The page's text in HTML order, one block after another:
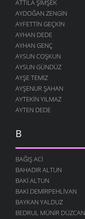
ATTILA ŞIMŞEK
AYDOĞAN ZENGIN
AYFETTIN GEÇKIN
AYHAN DEDE
AYHAN GENÇ
AYSUN COŞKUN
AYSUN GÜNDÜZ
AYŞE TEMIZ
AYŞENUR ŞAHAN
AYTEKIN YILMAZ
AYTEN DEDE
B
BAĞIŞ ACI
BAHADIR ALTUN
BAKI ALTUN
BAKI DEMIRPEHLIVAN
BAYKAN YALDUZ
BEDRUL MÜNIR DÜZCAN